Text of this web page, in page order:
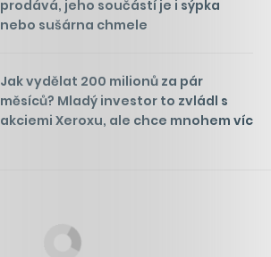
prodává, jeho součástí je i sýpka
nebo sušárna chmele
Jak vydělat 200 milionů za pár
měsíců? Mladý investor to zvládl s
akciemi Xeroxu, ale chce mnohem víc